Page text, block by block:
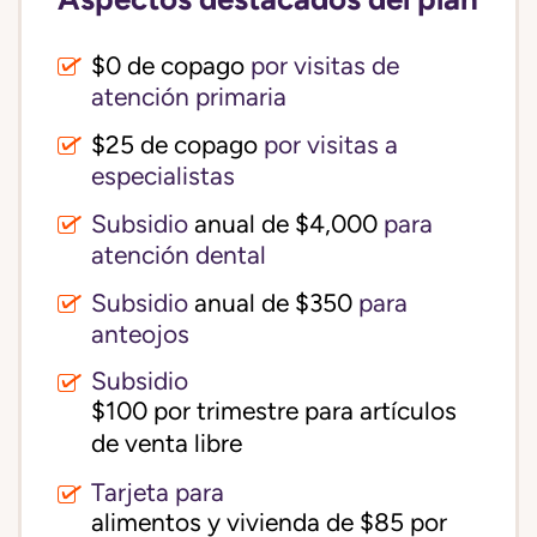
$0 de copago por visitas de
atención primaria
$25 de copago por visitas a
especialistas
Subsidio anual de $4,000 para
atención dental
Subsidio anual de $350 para
anteojos
Subsidio
$100 por trimestre para artículos
de venta libre
Tarjeta para
alimentos y vivienda de $85 por